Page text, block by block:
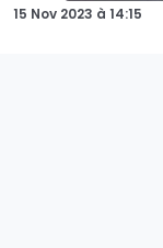
15 Nov 2023 à 14:15